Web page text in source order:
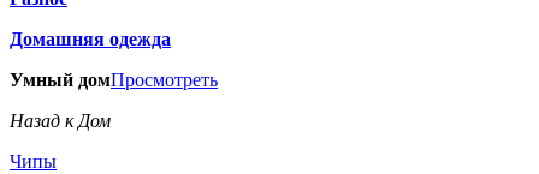
Домашняя одежда
Умный домПросмотреть
Назад к Дом
Чипы